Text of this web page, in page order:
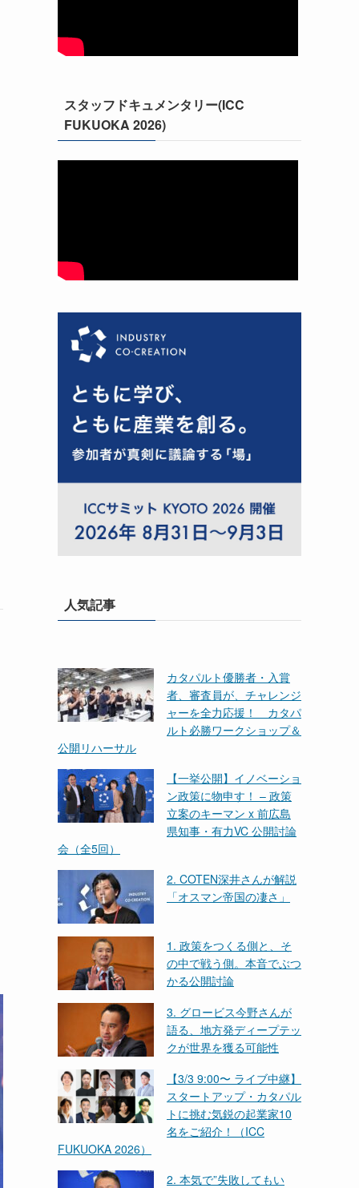
スタッフドキュメンタリー(ICC
FUKUOKA 2026)
人気記事
カタパルト優勝者・入賞
者、審査員が、チャレンジ
ャーを全力応援！ カタパ
ルト必勝ワークショップ＆
公開リハーサル
【一挙公開】イノベーショ
ン政策に物申す！ – 政策
立案のキーマン x 前広島
県知事・有力VC 公開討論
会（全5回）
2. COTEN深井さんが解説
「オスマン帝国の凄さ」
1. 政策をつくる側と、そ
の中で戦う側。本音でぶつ
かる公開討論
3. グロービス今野さんが
語る、地方発ディープテッ
クが世界を獲る可能性
【3/3 9:00〜 ライブ中継】
スタートアップ・カタパル
トに挑む気鋭の起業家10
名をご紹介！（ICC
FUKUOKA 2026）
2. 本気で”失敗してもい